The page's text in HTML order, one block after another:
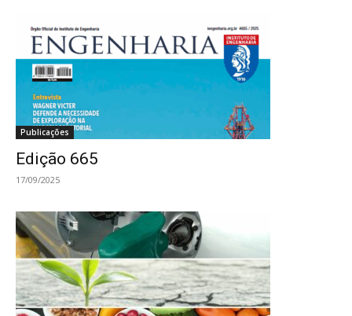
Publicações
Edição 665
17/09/2025